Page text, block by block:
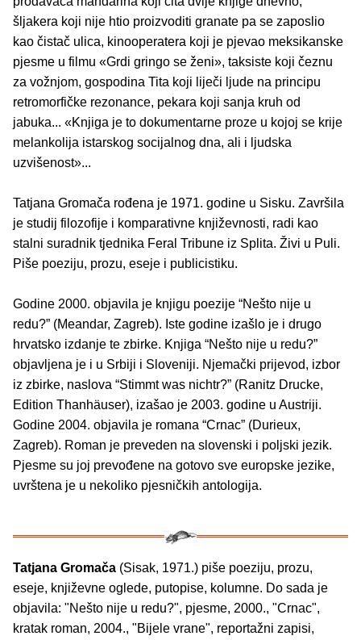
šljakera koji nije htio proizvoditi granate pa se zaposlio
kao čistač ulica, kinooperatera koji je pjevao meksikanske
pjesme u filmu «Grdi gringo se ženi», taksiste koji čeznu
za vožnjom, gospodina Tita koji liječi ljude na principu
retromorfičke rezonance, pekara koji sanja kruh od
jabuka... «Knjiga je to dokumentarne proze u kojoj se krije
melankolija istarskog socijalnog dna, ali i ljudska
uzvišenost»...
Tatjana Gromača rođena je 1971. godine u Sisku. Završila
je studij filozofije i komparativne književnosti, radi kao
stalni suradnik tjednika Feral Tribune iz Splita. Živi u Puli.
Piše poeziju, prozu, eseje i publicistiku.
Godine 2000. objavila je knjigu poezije “Nešto nije u
redu?” (Meandar, Zagreb). Iste godine izašlo je i drugo
hrvatsko izdanje te zbirke. Knjiga “Nešto nije u redu?”
objavljena je i u Srbiji i Sloveniji. Njemački prijevod, izbor
iz zbirke, naslova “Stimmt was nichtr?” (Ranitz Drucke,
Edition Thanhäuser), izašao je 2003. godine u Austriji.
Godine 2004. objavila je romana “Crnac” (Durieux,
Zagreb). Roman je preveden na slovenski i poljski jezik.
Pjesme su joj prevođene na gotovo sve europske jezike,
uvrštena je u nekoliko pjesničkih antologija.
Tatjana Gromača (Sisak, 1971.) piše poeziju, prozu,
eseje, književne oglede, putopise, kolumne. Do sada je
objavila: "Nešto nije u redu?", pjesme, 2000., "Crnac",
kratak roman, 2004., "Bijele vrane", reportažni zapisi,